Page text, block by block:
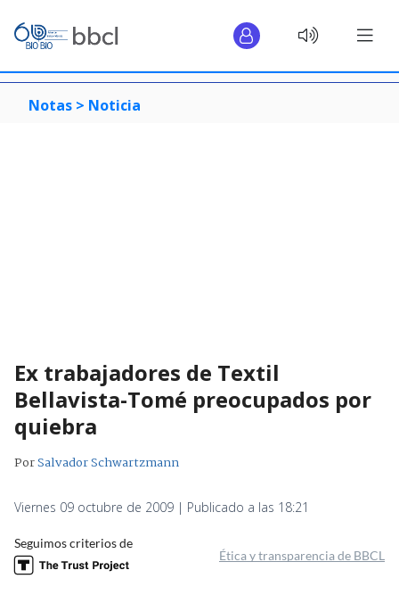
Notas > Noticia
Ex trabajadores de Textil
Bellavista-Tomé preocupados por
quiebra
PorSalvador Schwartzmann
Viernes 09 octubre de 2009 | Publicado a las 18:21
Seguimos criterios de
Ética y transparencia de BBCL